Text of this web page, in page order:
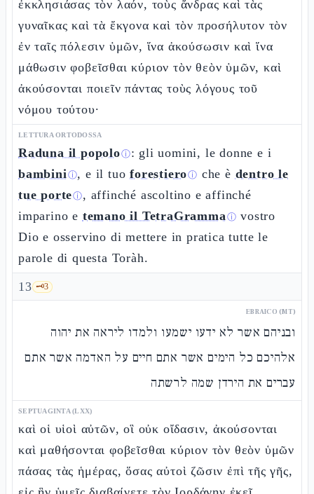
ἐκκλησιάσας τὸν λαόν, τοὺς ἄνδρας καὶ τὰς
γυναῖκας καὶ τὰ ἔκγονα καὶ τὸν προσήλυτον τὸν
ἐν ταῖς πόλεσιν ὑμῶν, ἵνα ἀκούσωσιν καὶ ἵνα
μάθωσιν φοβεῖσθαι κύριον τὸν θεὸν ὑμῶν, καὶ
ἀκούσονται ποιεῖν πάντας τοὺς λόγους τοῦ
νόμου τούτου·
LETTURA ORTODOSSA
Raduna il popoloⓘ: gli uomini, le donne e i
bambiniⓘ, e il tuoforestieroⓘ che è dentro le
tue porteⓘ, affinché ascoltino e affinché
imparino e temano il TetraGrammaⓘ vostro
Dio e osservino di mettere in pratica tutte le
parole di questa Toràh.
13 🗝️3
EBRAICO (MT)
ובניהם אשר לא ידעו ישמעו ולמדו ליראה את יהוה
אלהיכם כל הימים אשר אתם חיים על האדמה אשר אתם
עברים את הירדן שמה לרשתה
SEPTUAGINTA (LXX)
καὶ οἱ υἱοὶ αὐτῶν, οἳ οὐκ οἴδασιν, ἀκούσονται
καὶ μαθήσονται φοβεῖσθαι κύριον τὸν θεὸν ὑμῶν
πάσας τὰς ἡμέρας, ὅσας αὐτοὶ ζῶσιν ἐπὶ τῆς γῆς,